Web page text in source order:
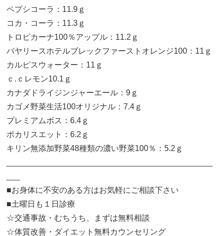
ペプシコーラ：11.9ｇ
コカ・コーラ：11.3ｇ
トロピカーナ100％アップル：11.2ｇ
バヤリースホテルブレックファーストオレンジ100：11ｇ
カルピスウォーター：11ｇ
ｃ.ｃレモン10.1ｇ
カナダドライジンジャーエール：9ｇ
カゴメ野菜生活100オリジナル：7.4ｇ
プレミアムボス：6.4ｇ
ポカリスエット：6.2ｇ
キリン無添加野菜48種類の濃い野菜100％：5.2ｇ
■お身体に不安のある方はお気軽にご相談下さい
■土曜日も１日診療
☆交通事故・むちうち、まずは無料相談
☆体質改善・ダイエット無料カウンセリング